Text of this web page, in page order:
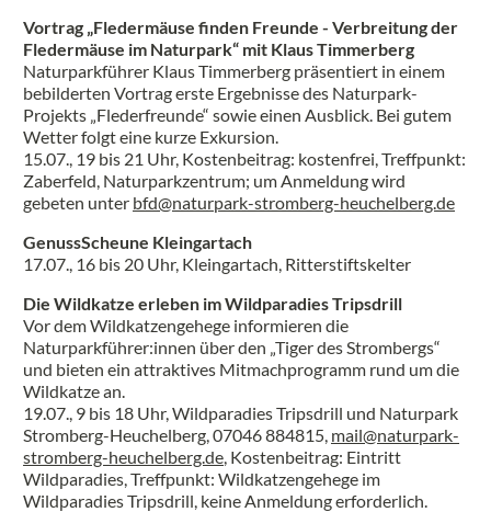
Vortrag „Fledermäuse finden Freunde - Verbreitung der
Fledermäuse im Naturpark“ mit Klaus Timmerberg
Naturparkführer Klaus Timmerberg präsentiert in einem
bebilderten Vortrag erste Ergebnisse des Naturpark-
Projekts „Flederfreunde“ sowie einen Ausblick. Bei gutem
Wetter folgt eine kurze Exkursion.
15.07., 19 bis 21 Uhr, Kostenbeitrag: kostenfrei, Treffpunkt:
Zaberfeld, Naturparkzentrum; um Anmeldung wird
gebeten unter bfd@naturpark-stromberg-heuchelberg.de
GenussScheune Kleingartach
17.07., 16 bis 20 Uhr, Kleingartach, Ritterstiftskelter
Die Wildkatze erleben im Wildparadies Tripsdrill
Vor dem Wildkatzengehege informieren die
Naturparkführer:innen über den „Tiger des Strombergs“
und bieten ein attraktives Mitmachprogramm rund um die
Wildkatze an.
19.07., 9 bis 18 Uhr, Wildparadies Tripsdrill und Naturpark
Stromberg-Heuchelberg, 07046 884815, mail@naturpark-
stromberg-heuchelberg.de , Kostenbeitrag: Eintritt
Wildparadies, Treffpunkt: Wildkatzengehege im
Wildparadies Tripsdrill, keine Anmeldung erforderlich.